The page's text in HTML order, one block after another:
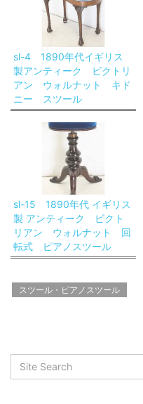
sl-4 1890年代イギリス
製アンティーク ビクトリ
アン ウォルナット キド
ニー スツール
sl-15 1890年代 イギリス
製 アンティーク ビクト
リアン ウォルナット 回
転式 ピアノスツール
スツール・ピアノスツール